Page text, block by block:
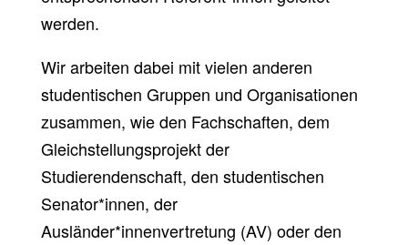
werden.
Wir arbeiten dabei mit vielen anderen
studentischen Gruppen und Organisationen
zusammen, wie den Fachschaften, dem
Gleichstellungsprojekt der
Studierendenschaft, den studentischen
Senator*innen, der
Ausländer*innenvertretung (AV) oder den